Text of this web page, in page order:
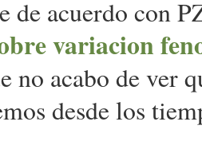
de acuerdo con
variacion
no acabo de ver
desde los